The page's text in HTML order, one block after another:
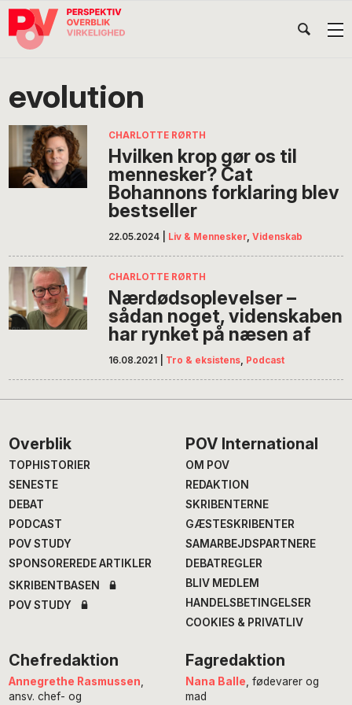
Gå
direkte
Skip
indhold
Gå
direkte
POV
International
evolution
CHARLOTTE RØRTH
Hvilken krop gør os til
mennesker? Cat
Bohannons forklaring blev
bestseller
22.05.2024 Liv & Mennesker,Videnskab
CHARLOTTE RØRTH
Nærdødsoplevelser –
sådan noget, videnskaben
har rynket på næsen af
16.08.2021 Tro & eksistens, Podcast
Footer
Overblik
TOPHISTORIER
SENESTE
DEBAT
PODCAST
POV STUDY
SPONSOREREDE ARTIKLER
SKRIBENTBASEN
POV STUDY
POV International
OM POV
REDAKTION
SKRIBENTERNE
GÆSTESKRIBENTER
SAMARBEJDSPARTNERE
DEBATREGLER
BLIV MEDLEM
HANDELSBETINGELSER
COOKIES & PRIVATLIV
Chefredaktion
Annegrethe Rasmussen,
ansv. chef- og
Fagredaktion
Nana Balle, fødevarer og
mad